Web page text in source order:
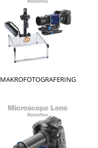
MAKROFOTOGRAFERING